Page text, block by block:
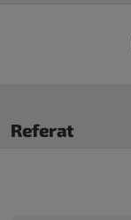
Referat